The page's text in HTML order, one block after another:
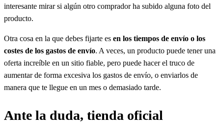
interesante mirar si algún otro comprador ha subido alguna foto del
producto.
Otra cosa en la que debes fijarte es en los tiempos de envío o los
costes de los gastos de envío. A veces, un producto puede tener una
oferta increíble en un sitio fiable, pero puede hacer el truco de
aumentar de forma excesiva los gastos de envío, o enviarlos de
manera que te llegue en un mes o demasiado tarde.
Ante la duda, tienda oficial